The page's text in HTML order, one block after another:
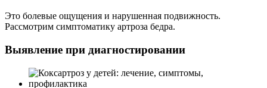
Это болевые ощущения и нарушенная подвижность.
Рассмотрим симптоматику артроза бедра.
Выявление при диагностировании